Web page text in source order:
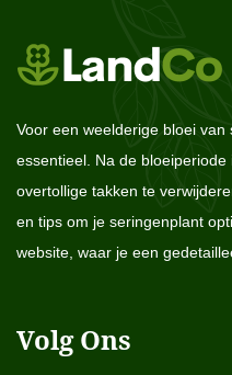
Voor een weelderige bloei van
essentieel. Na de
overtollige takken te
en tips om je seringenplant
website, waar je een
Volg Ons